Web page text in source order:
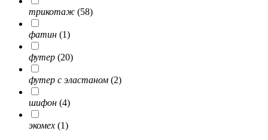
трикотаж (58)
фатин (1)
футер (20)
футер с эластаном (2)
шифон (4)
экомех (1)